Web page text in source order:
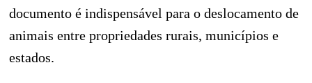
documento é indispensável para o deslocamento de
animais entre propriedades rurais, municípios e
estados.